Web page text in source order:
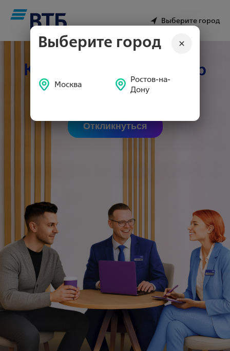
Выберите город
Клиентский менеджер
От 80000 руб.
Откликнуться
Выберите город
Москва
Ростов-на-
Дону